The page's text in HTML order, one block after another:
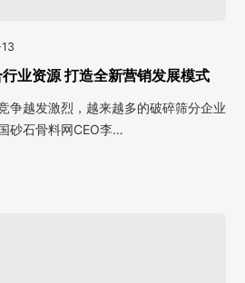
业资源 打造全新营销发展模式
争越发激烈，越来越多的破碎筛分企业
砂石骨料网CEO李…